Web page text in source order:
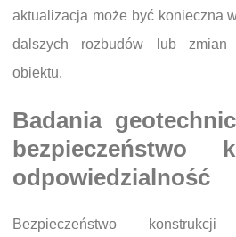
aktualizacja może być konieczna
dalszych rozbudów lub zmian
obiektu.
Badania
bezpieczeństwo
odpowiedzialność
Bezpieczeństwo